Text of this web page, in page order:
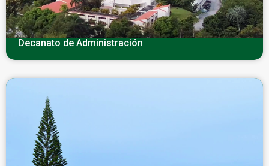
Decanato de Administración